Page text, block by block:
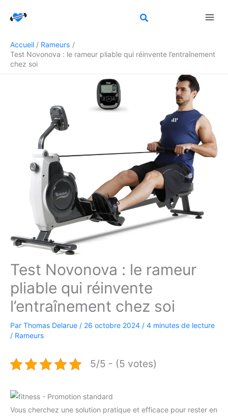
Accueil
Rameurs
Test Novonova : le rameur pliable qui réinvente l’entraînement
chez soi
Test Novonova : le rameur
pliable qui réinvente
l’entraînement chez soi
Par Thomas Delarue / 26 octobre 2024 / 4 minutes de lecture
/ Rameurs
5/5 - (5 votes)
Vous cherchez une solution pratique et efficace pour rester en